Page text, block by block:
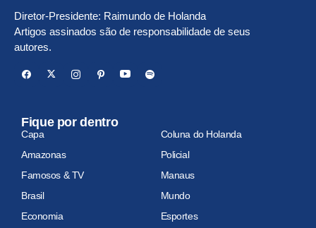
Diretor-Presidente: Raimundo de Holanda
Artigos assinados são de responsabilidade de seus
autores.
Fique por dentro
Capa
Coluna do Holanda
Amazonas
Policial
Famosos & TV
Manaus
Brasil
Mundo
Economia
Esportes